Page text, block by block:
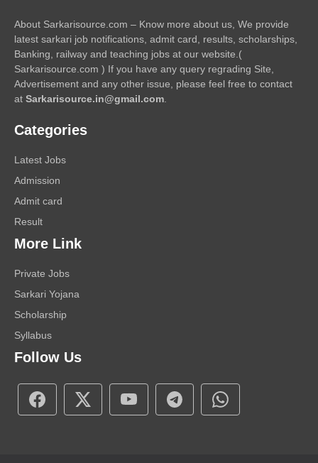
About Sarkarisource.com – Know more about us, We provide
latest sarkari job notifications, admit card, results, scholarships,
Banking, railway and teaching jobs at our website.(
Sarkarisource.com ) If you have any query regrading Site,
Advertisement and any other issue, please feel free to contact
at Sarkarisource.in@gmail.com
Categories
Latest Jobs
Admission
Admit card
Result
More Link
Private Jobs
Sarkari Yojana
Scholarship
Syllabus
Follow Us